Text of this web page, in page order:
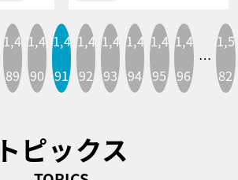
1,4
89
1,4
90
1,4
91
1,4
92
1,4
93
1,4
94
1,4
95
1,4
96
…
1,5
82
トピックス